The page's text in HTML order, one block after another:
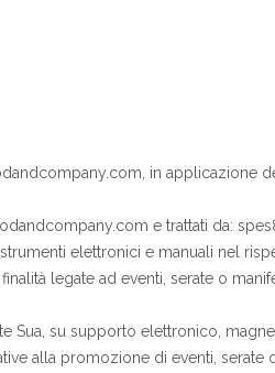
in applicazione
e trattati da:
elettronici e manuali nel
legate ad eventi, serate o
Sua, su supporto elettronico,
alla promozione di eventi, serate